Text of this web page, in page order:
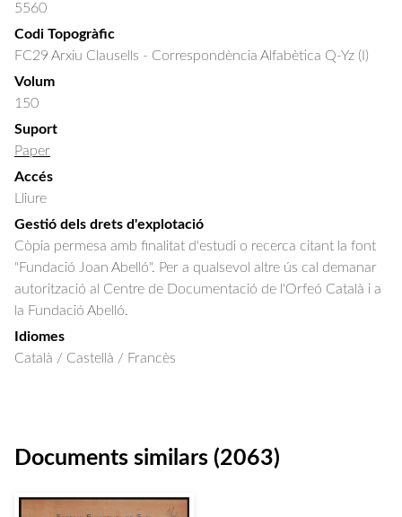
5560
Codi Topogràfic
FC29 Arxiu Clausells - Correspondència Alfabètica Q-Yz (I)
Volum
150
Suport
Paper
Accés
Lliure
Gestió dels drets d'explotació
Còpia permesa amb finalitat d'estudi o recerca citant la font
"Fundació Joan Abelló". Per a qualsevol altre ús cal demanar
autorització al Centre de Documentació de l'Orfeó Català i a
la Fundació Abelló.
Idiomes
Català / Castellà / Francès
Documents similars (2063)